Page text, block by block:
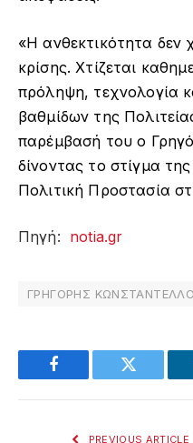
«Η ανθεκτικότητα δεν
κρίσης. Χτίζεται
πρόληψη, τεχνολογία
βαθμίδων της
παρέμβασή του ο
δίνοντας το στίγμα
Πολιτική Προστασία
Πηγή: notia.gr
ΓΡΗΓΟΡΗΣ
Facebook Twitter
PREVIOUS ARTICLE